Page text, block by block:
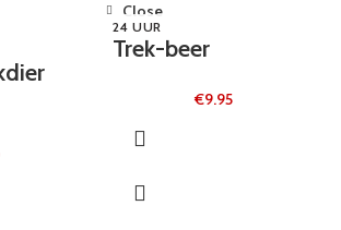
24 UUR
Close
Trek-beer
€9.95